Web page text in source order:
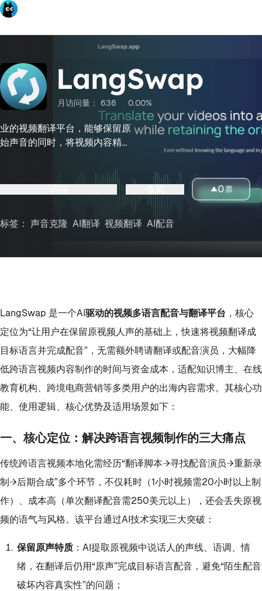
LangSwap
月访问量： 636 0.00%
业的视频翻译平台，能够保留原
始声音的同时，将视频内容精准
0票
标签： 声音克隆 AI翻译 视频翻译 AI配音
LangSwap 是一个AI驱动的视频多语言配音与翻译平台 ，核心
定位为“让用户在保留原视频人声的基础上，快速将视频翻译成
目标语言并完成配音”，无需额外聘请翻译或配音演员，大幅降
低跨语言视频内容制作的时间与资金成本，适配知识博主、在线
教育机构、跨境电商营销等多类用户的出海内容需求。其核心功
能、使用逻辑、核心优势及适用场景如下：
一、核心定位：解决跨语言视频制作的三大痛点
传统跨语言视频本地化需经历“翻译脚本→寻找配音演员→重新录
制→后期合成”多个环节，不仅耗时（1小时视频需20小时以上制
作）、成本高（单次翻译配音需250美元以上），还会丢失原视
频的语气与风格。该平台通过AI技术实现三大突破：
保留原声特质：AI提取原视频中说话人的声线、语调、情
绪，在翻译后仍用“原声”完成目标语言配音，避免“陌生配音
破坏内容真实性”的问题；